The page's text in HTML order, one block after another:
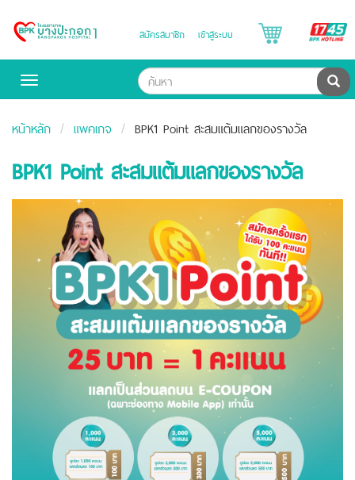
Bangpakok
สมัครสมาชิก เข้าสู่ระบบ
Toggle
ค้น
หน้าหลัก แพคเกจ BPK1 Point สะสมแต้มแลกของรางวัล
BPK1 Point สะสมแต้มแลกของรางวัล